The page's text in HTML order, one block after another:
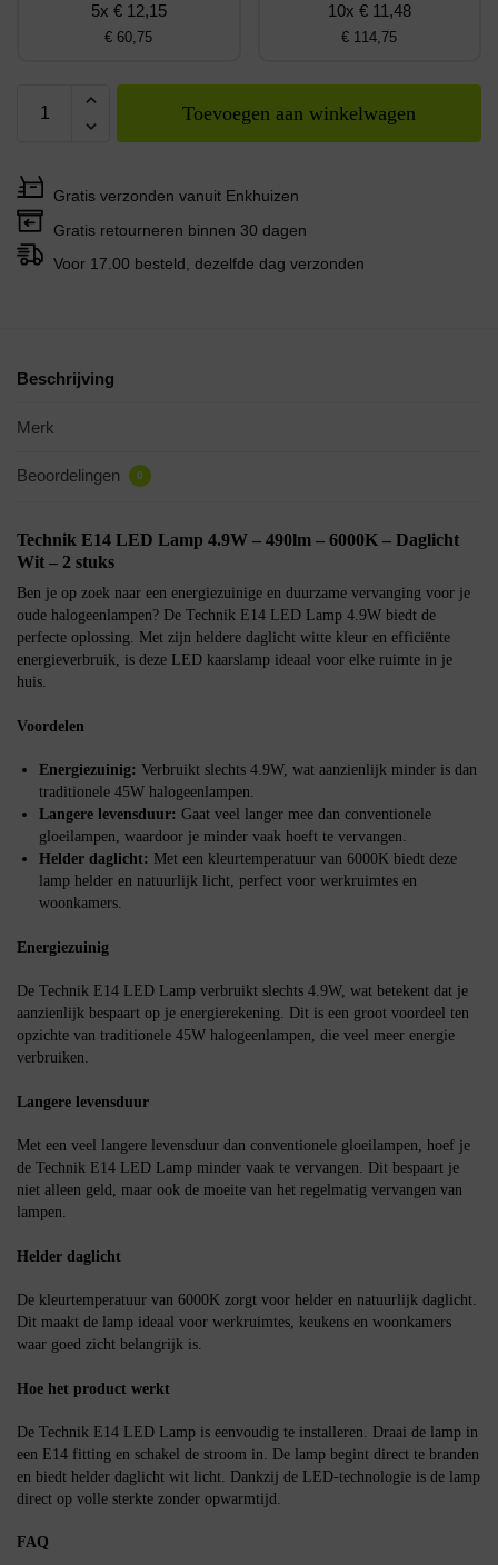
5x € 12,15
€ 60,75
10x € 11,48
€ 114,75
Toevoegen aan winkelwagen
Gratis verzonden vanuit Enkhuizen
Gratis retourneren binnen 30 dagen
Voor 17.00 besteld, dezelfde dag verzonden
Beschrijving
Merk
Beoordelingen 0
Technik E14 LED Lamp 4.9W – 490lm – 6000K – Daglicht
Wit – 2 stuks
Ben je op zoek naar een energiezuinige en duurzame vervanging voor je
oude halogeenlampen? De Technik E14 LED Lamp 4.9W biedt de
perfecte oplossing. Met zijn heldere daglicht witte kleur en efficiënte
energieverbruik, is deze LED kaarslamp ideaal voor elke ruimte in je
huis.
Voordelen
Energiezuinig: Verbruikt slechts 4.9W, wat aanzienlijk minder is dan
traditionele 45W halogeenlampen.
Langere levensduur: Gaat veel langer mee dan conventionele
gloeilampen, waardoor je minder vaak hoeft te vervangen.
Helder daglicht: Met een kleurtemperatuur van 6000K biedt deze
lamp helder en natuurlijk licht, perfect voor werkruimtes en
woonkamers.
Energiezuinig
De Technik E14 LED Lamp verbruikt slechts 4.9W, wat betekent dat je
aanzienlijk bespaart op je energierekening. Dit is een groot voordeel ten
opzichte van traditionele 45W halogeenlampen, die veel meer energie
verbruiken.
Langere levensduur
Met een veel langere levensduur dan conventionele gloeilampen, hoef je
de Technik E14 LED Lamp minder vaak te vervangen. Dit bespaart je
niet alleen geld, maar ook de moeite van het regelmatig vervangen van
lampen.
Helder daglicht
De kleurtemperatuur van 6000K zorgt voor helder en natuurlijk daglicht.
Dit maakt de lamp ideaal voor werkruimtes, keukens en woonkamers
waar goed zicht belangrijk is.
Hoe het product werkt
De Technik E14 LED Lamp is eenvoudig te installeren. Draai de lamp in
een E14 fitting en schakel de stroom in. De lamp begint direct te branden
en biedt helder daglicht wit licht. Dankzij de LED-technologie is de lamp
direct op volle sterkte zonder opwarmtijd.
FAQ